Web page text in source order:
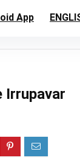
App
Irrupavar